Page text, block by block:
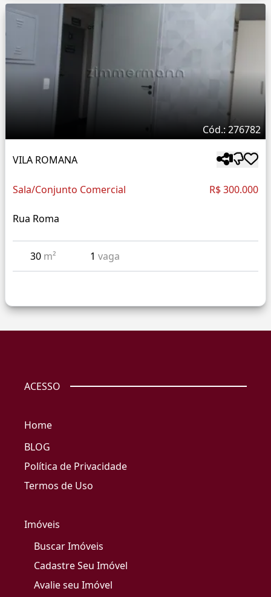
Cód.: 276782
VILA ROMANA
Sala/Conjunto Comercial R$ 300.000
Rua Roma
30 m² 1 vaga
ACESSO
Home
BLOG
Política de Privacidade
Termos de Uso
Imóveis
Buscar Imóveis
Cadastre Seu Imóvel
Avalie seu Imóvel